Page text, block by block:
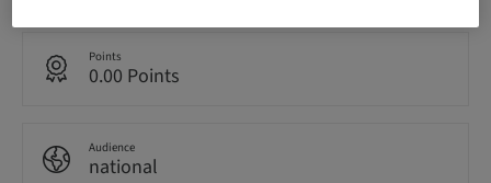
Points
0.00 Points
Audience
national